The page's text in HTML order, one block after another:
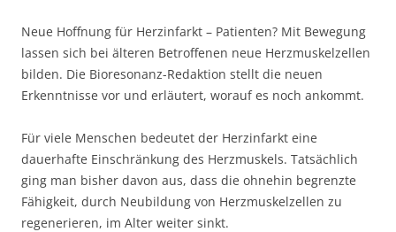
Neue Hoffnung für Herzinfarkt – Patienten? Mit Bewegung
lassen sich bei älteren Betroffenen neue Herzmuskelzellen
bilden. Die Bioresonanz-Redaktion stellt die neuen
Erkenntnisse vor und erläutert, worauf es noch ankommt.
Für viele Menschen bedeutet der Herzinfarkt eine
dauerhafte Einschränkung des Herzmuskels. Tatsächlich
ging man bisher davon aus, dass die ohnehin begrenzte
Fähigkeit, durch Neubildung von Herzmuskelzellen zu
regenerieren, im Alter weiter sinkt.